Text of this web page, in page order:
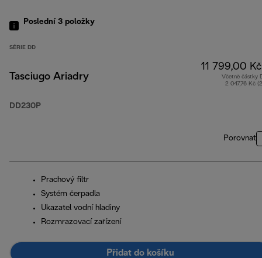
Poslední 3 položky
SÉRIE DD
Tasciugo Ariadry
DD230P
11 799,00 Kč
Včetně částky
2 047,76 Kč
Porovnat
Prachový filtr
Systém čerpadla
Ukazatel vodní hladiny
Rozmrazovací zařízení
Přidat do košíku